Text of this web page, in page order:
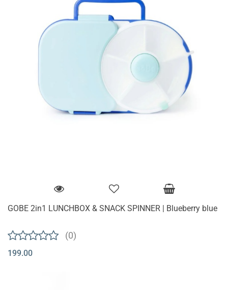
GOBE 2in1 LUNCHBOX & SNACK SPINNER | Blueberry blue
(0)
199.00